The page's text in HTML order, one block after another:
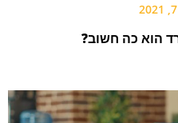
הוא כה חשוב?